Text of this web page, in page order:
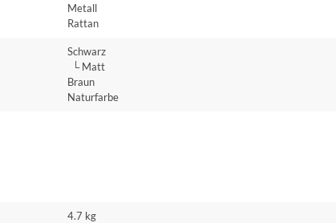
Metall
Rattan
Schwarz
└ Matt
Braun
Naturfarbe
4.7 kg